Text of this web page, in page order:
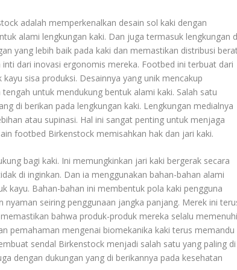
adalah memperkenalkan desain sol kaki dengan
alami lengkungan kaki. Dan juga termasuk lengkungan
yang lebih baik pada kaki dan memastikan distribusi
dari inovasi ergonomis mereka. Footbed ini terbuat dari
sisa produksi. Desainnya yang unik mencakup
untuk mendukung bentuk alami kaki. Salah satu
di berikan pada lengkungan kaki. Lengkungan medialnya
atau supinasi. Hal ini sangat penting untuk menjaga
footbed Birkenstock memisahkan hak dan jari kaki.
bagi kaki. Ini memungkinkan jari kaki bergerak secara
di inginkan. Dan ia menggunakan bahan-bahan alami
kayu. Bahan-bahan ini membentuk pola kaki pengguna
seiring penggunaan jangka panjang. Merek ini
bahwa produk-produk mereka selalu memenuhi
pemahaman mengenai biomekanika kaki terus memandu
sendal Birkenstock menjadi salah satu yang paling di
dengan dukungan yang di berikannya pada kesehatan